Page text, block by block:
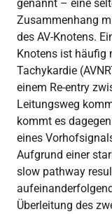
genannt – eine
Zusammenhang
des AV-Knotens.
Knotens ist häufig
Tachykardie
einem Re-entry
Leitungsweg
kommt es
eines
Aufgrund einer
slow pathway
Überleitung des